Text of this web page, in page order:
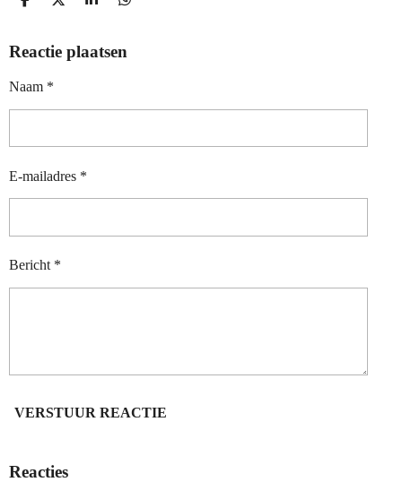
D
E
D
L
S
R
D
E
Reactie plaatsen
Naam *
E-mailadres *
Bericht *
VERSTUUR REACTIE
Reacties